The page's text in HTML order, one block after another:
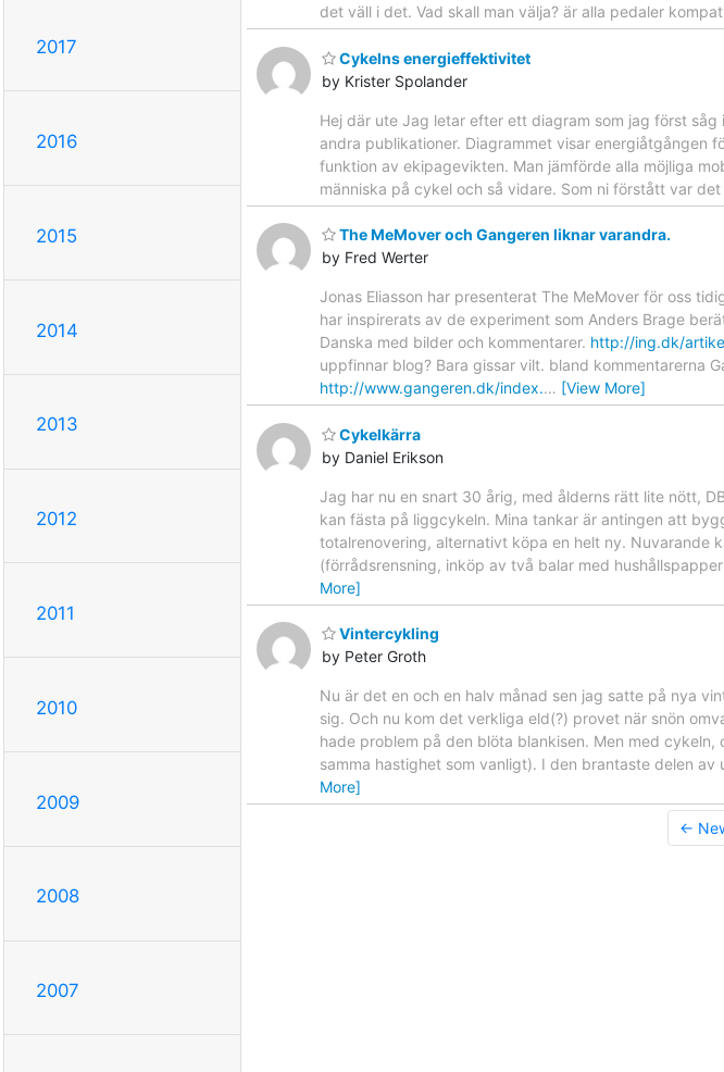
2017
2016
2015
2014
2013
2012
2011
2010
2009
2008
2007
det väll i det. Vad skall man välja? är alla pedaler
Cykelns energieffektivitet
by Krister Spolander
Hej där ute Jag letar efter ett diagram som jag först
andra publikationer. Diagrammet visar energiåtgången
funktion av ekipagevikten. Man jämförde alla möjliga
människa på cykel och så vidare. Som ni förstått var
The MeMover och Gangeren liknar varandra.
by Fred Werter
Jonas Eliasson har presenterat The MeMover för oss
har inspirerats av de experiment som Anders Brage
Danska med bilder och kommentarer. http://ing.dk/
uppfinnar blog? Bara gissar vilt. bland kommentarerna
http://www.gangeren.dk/index.… [View More]
Cykelkärra
by Daniel Erikson
Jag har nu en snart 30 årig, med ålderns rätt lite nött,
kan fästa på liggcykeln. Mina tankar är antingen att
totalrenovering, alternativt köpa en helt ny. Nuvarande
(förrådsrensning, inköp av två balar med
More]
Vintercykling
by Peter Groth
Nu är det en och en halv månad sen jag satte på nya
sig. Och nu kom det verkliga eld(?) provet när snön
hade problem på den blöta blankisen. Men med
samma hastighet som vanligt). I den brantaste delen
More]
←